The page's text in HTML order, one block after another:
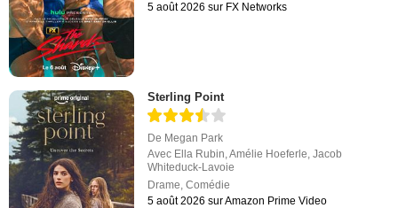
5 août 2026 sur FX Networks
Sterling Point
De Megan Park
Avec Ella Rubin ,Amélie Hoeferle ,Jacob
Whiteduck-Lavoie
Drame ,Comédie
5 août 2026 sur Amazon Prime Video